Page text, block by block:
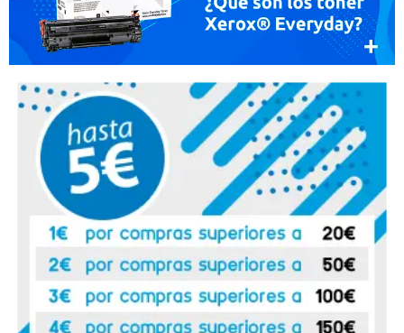
Recomendaría su compra: